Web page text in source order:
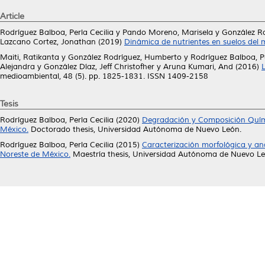
Article
Rodríguez Balboa, Perla Cecilia y Pando Moreno, Marisela y González
Lazcano Cortez, Jonathan (2019) Dinámica de nutrientes en suelos del
Maiti, Ratikanta y González Rodríguez, Humberto y Rodríguez Balboa,
Alejandra y González Díaz, Jeff Christofher y Aruna Kumari, And (2016)
medioambiental, 48 (5). pp. 1825-1831. ISSN 1409-2158
Tesis
Rodríguez Balboa, Perla Cecilia (2020) Degradación y Composición
México. Doctorado thesis, Universidad Autónoma de Nuevo León.
Rodríguez Balboa, Perla Cecilia (2015) Caracterización morfológica y
Noreste de México. Maestría thesis, Universidad Autónoma de Nuevo